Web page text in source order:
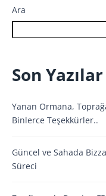
Ara
Son Yazılar
Yanan Ormana,
Binlerce Teşekkürler..
Güncel ve Sahada
Süreci